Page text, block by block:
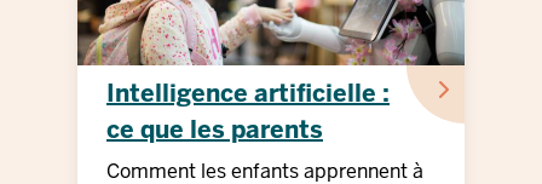
Intelligence artificielle :
ce que les parents
doivent savoir
Comment les enfants apprennent à